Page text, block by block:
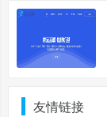
友情链接